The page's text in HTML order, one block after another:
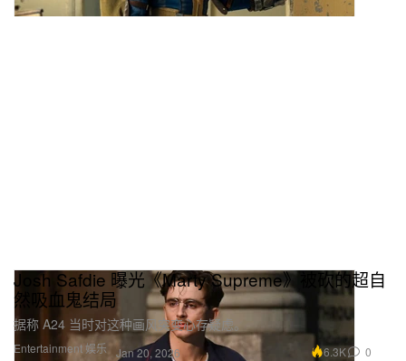
Entertainment 娱乐
Josh Safdie 曝光《Marty Supreme》被砍的超自
然吸血鬼结局
据称 A24 当时对这种画风突变心存疑虑。
Jan 20, 2026 6.3K 0